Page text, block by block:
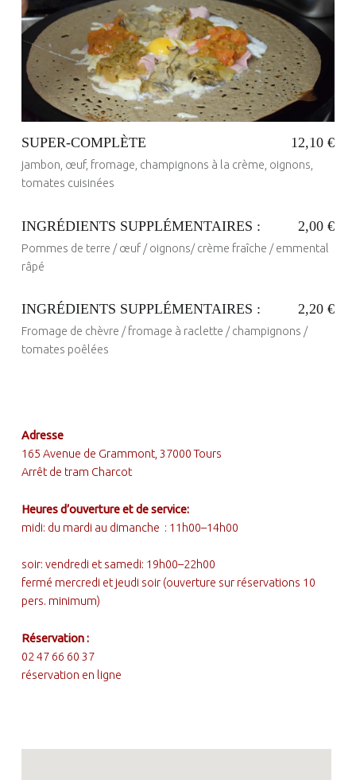
Posted on:
24 Mai 2017
Written by:
administrateur
SUPER-COMPLÈTE 12,10 €
jambon, œuf, fromage, champignons à la crème, oignons,
tomates cuisinées
Posted on:
23 Mai 2017 Written by:
administrateur
INGRÉDIENTS SUPPLÉMENTAIRES : 2,00 €
Pommes de terre / œuf / oignons/ crème fraîche / emmental
râpé
Posted on:
12 Juin 2020
Written by:
ANDRE PICHOT
INGRÉDIENTS SUPPLÉMENTAIRES : 2,20 €
Fromage de chèvre / fromage à raclette / champignons /
tomates poêlées
ANDRE PICHOT
FOOTER SIDEBAR
Adresse
165 Avenue de Grammont, 37000 Tours
Arrêt de tram Charcot
Heures d’ouverture et de service:
midi: du mardi au dimanche : 11h00–14h00
soir: vendredi et samedi: 19h00–22h00
fermé mercredi et jeudi soir (ouverture sur réservations 10
pers. minimum)
Réservation :
02 47 66 60 37
réservation en ligne